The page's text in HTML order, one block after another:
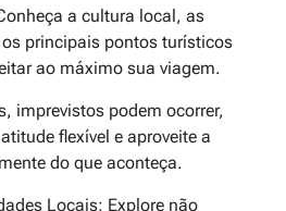
a cultura local, as
principais pontos turísticos
ao máximo sua viagem.
imprevistos podem ocorrer,
flexível e aproveite a
do que aconteça.
Locais: Explore não